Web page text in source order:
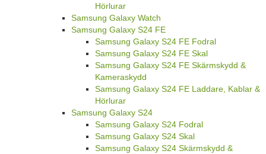
Hörlurar
Samsung Galaxy Watch
Samsung Galaxy S24 FE
Samsung Galaxy S24 FE Fodral
Samsung Galaxy S24 FE Skal
Samsung Galaxy S24 FE Skärmskydd &
Kameraskydd
Samsung Galaxy S24 FE Laddare, Kablar &
Hörlurar
Samsung Galaxy S24
Samsung Galaxy S24 Fodral
Samsung Galaxy S24 Skal
Samsung Galaxy S24 Skärmskydd &